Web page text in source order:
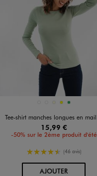
Disponible en 5 coloris
BLANC STANDARD
BLEU MARINE
ECRUJAUNEVERT
Tee-shirt manches longues en maille côtelée extensible femme
15,99 €
-50% sur le 2ème produit d'été
4.5/5 de moyenne
(46 avis)
AJOUTERAU PANIER